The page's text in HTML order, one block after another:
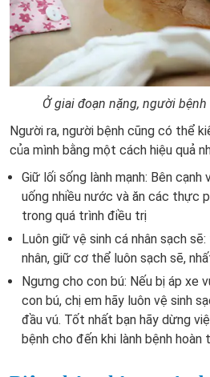
Ở giai đoạn nặng, người
Người ra, người bệnh cũng có thể
của mình bằng một cách hiệu quả
Giữ lối sống lành mạnh: Bên
uống nhiều nước và ăn các thực
trong quá trình điều trị
Luôn giữ vệ sinh cá nhân sạch
nhân, giữ cơ thể luôn sạch sẽ,
Ngưng cho con bú: Nếu bị áp xe
con bú, chị em hãy luôn vệ sinh
đầu vú. Tốt nhất bạn hãy dừng
bệnh cho đến khi lành bệnh hoàn